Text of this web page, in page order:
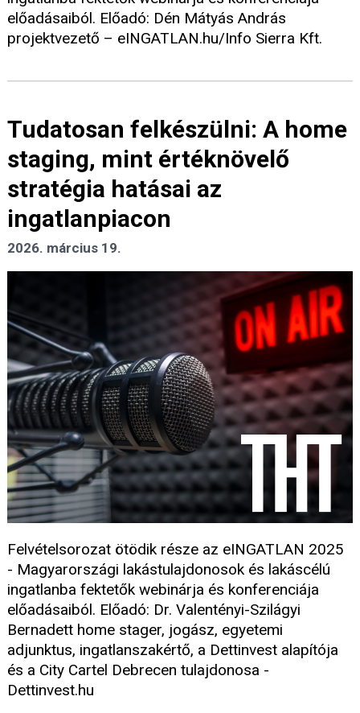
előadásaiból. Előadó: Dén Mátyás András
projektvezető – eINGATLAN.hu/Info Sierra Kft.
Tudatosan felkészülni: A home
staging, mint értéknövelő
stratégia hatásai az
ingatlanpiacon
2026. március 19.
Felvételsorozat ötödik része az eINGATLAN 2025
- Magyarországi lakástulajdonosok és lakáscélú
ingatlanba fektetők webinárja és konferenciája
előadásaiból. Előadó: Dr. Valentényi-Szilágyi
Bernadett home stager, jogász, egyetemi
adjunktus, ingatlanszakértő, a Dettinvest alapítója
és a City Cartel Debrecen tulajdonosa -
Dettinvest.hu